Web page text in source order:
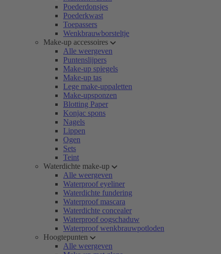
Poederdonsjes
Poederkwast
Toepassers
Wenkbrauwborsteltje
Make-up accessoires
Alle weergeven
Puntenslijpers
Make-up spiegels
Make-up tas
Lege make-uppaletten
Make-upsponzen
Blotting Paper
Konjac spons
Nagels
Lippen
Ogen
Sets
Teint
Waterdichte make-up
Alle weergeven
Waterproof eyeliner
Waterdichte fundering
Waterproof mascara
Waterdichte concealer
Waterproof oogschaduw
Waterproof wenkbrauwpotloden
Hoogtepunten
Alle weergeven